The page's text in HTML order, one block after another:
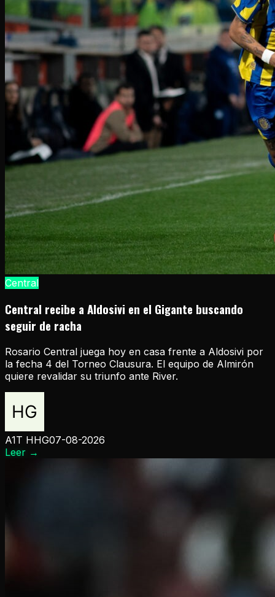
Central
Central recibe a Aldosivi en el Gigante buscando
seguir de racha
Rosario Central juega hoy en casa frente a Aldosivi por
la fecha 4 del Torneo Clausura. El equipo de Almirón
quiere revalidar su triunfo ante River.
A1T HHG07-08-2026
Leer →